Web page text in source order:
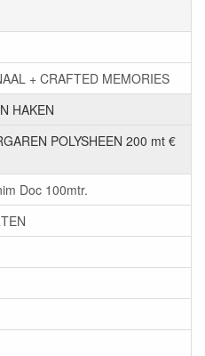
+ CRAFTED MEMORIES
HAKEN
POLYSHEEN 200 mt €
Doc 100mtr.